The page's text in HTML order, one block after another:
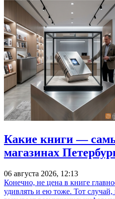
Какие книги —
магазинах
06 августа 2026, 12:13
Конечно, не цена в книге
удивлять и ею тоже. Тот случай,